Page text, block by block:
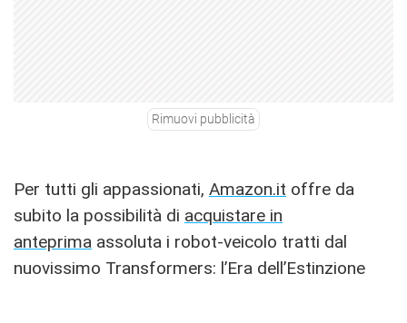
Rimuovi pubblicità
Per tutti gli appassionati, Amazon.it offre da
subito la possibilità di acquistare in
anteprima assoluta i robot-veicolo tratti dal
nuovissimo Transformers: l’Era dell’Estinzione